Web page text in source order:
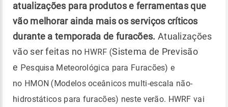
atualizações para produtos e ferramentas que
vão melhorar ainda mais os serviços críticos
durante a temporada de furacões. Atualizações
vão ser feitas no HWRF (Sistema de Previsão
e Pesquisa Meteorológica para Furacões) e
no HMON (Modelos oceânicos multi-escala não-
hidrostáticos para furacões) neste verão. HWRF vai